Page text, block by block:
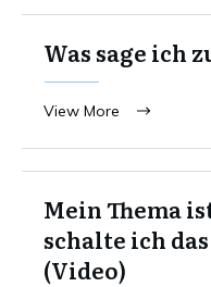
Was sage ich
View More
Mein Thema
schalte ich
(Video)